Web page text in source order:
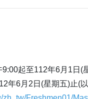
起至112年6月1日(
年6月2日(星期五)止(以